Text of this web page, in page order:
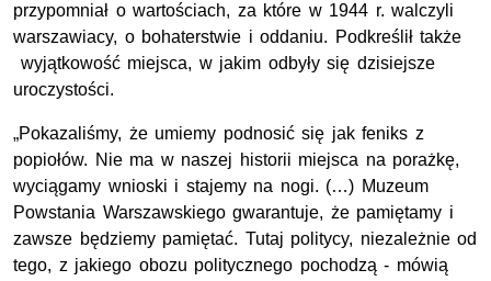
przypomniał o wartościach, za które w 1944 r. walczyli
warszawiacy, o bohaterstwie i oddaniu. Podkreślił także
wyjątkowość miejsca, w jakim odbyły się dzisiejsze
uroczystości.
„Pokazaliśmy, że umiemy podnosić się jak feniks z
popiołów. Nie ma w naszej historii miejsca na porażkę,
wyciągamy wnioski i stajemy na nogi. (…) Muzeum
Powstania Warszawskiego gwarantuje, że pamiętamy i
zawsze będziemy pamiętać. Tutaj politycy, niezależnie od
tego, z jakiego obozu politycznego pochodzą - mówią